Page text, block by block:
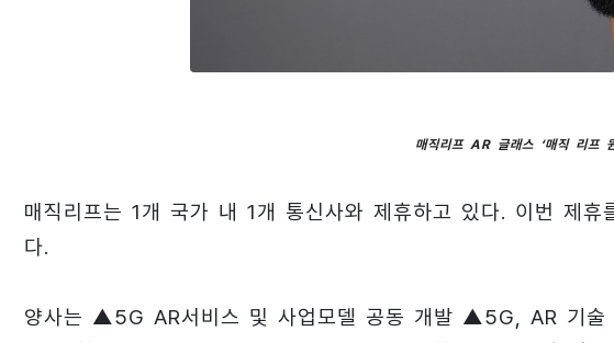
매직리프 AR 글래스 ‘매직 리프
매직리프는 1개 국가 내 1개 통신사와 제휴하고 있다. 이번 제
다.
양사는 ▲5G AR서비스 및 사업모델 공동 개발 ▲5G, AR 기